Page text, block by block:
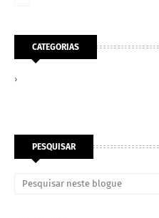
CATEGORIAS
PESQUISAR